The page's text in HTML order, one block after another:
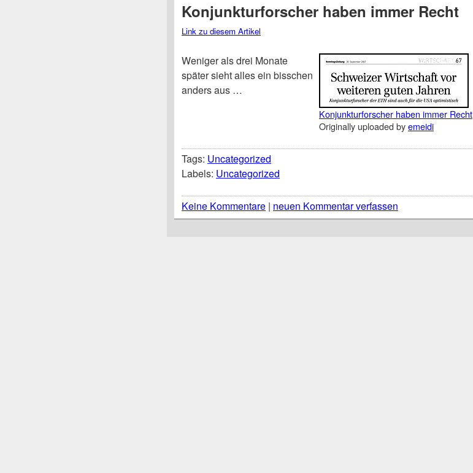
Konjunkturforscher haben immer Recht
Link zu diesem Artikel
Konjunkturforscher haben immer Recht
Originally uploaded byemeidi
Weniger als drei Monate
später sieht alles ein bisschen
anders aus …
Tags: Uncategorized
Labels: Uncategorized
Keine Kommentare | neuen Kommentar verfassen